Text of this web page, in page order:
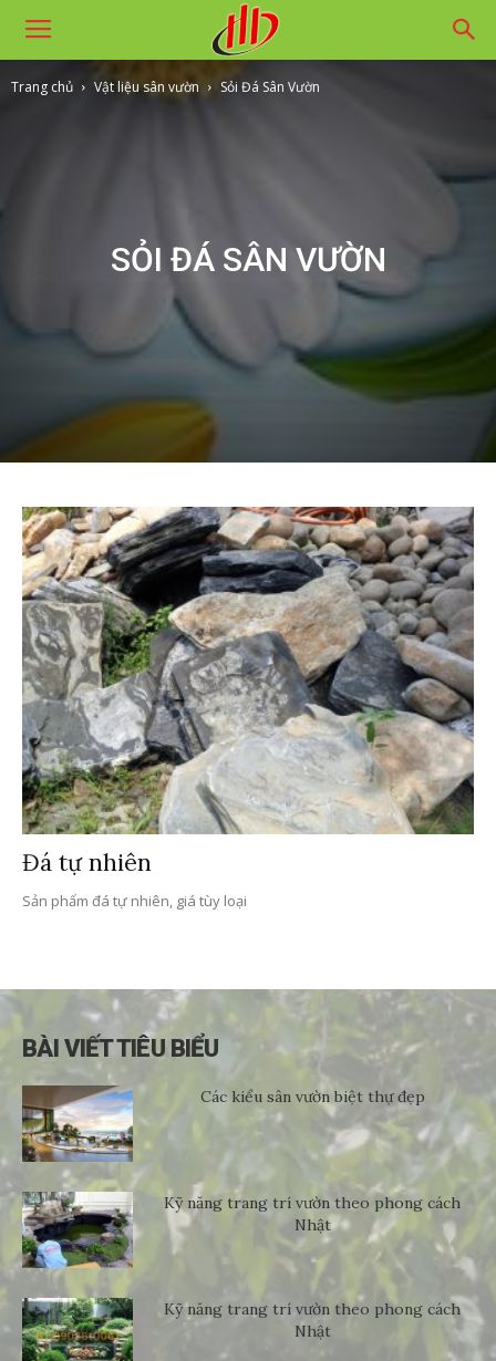
Trang chủ Vật liệu sân vườn Sỏi Đá Sân Vườn
SỎI ĐÁ SÂN VƯỜN
Đá tự nhiên
Sản phẩm đá tự nhiên, giá tùy loại
BÀI VIẾT TIÊU BIỂU
Các kiểu sân vườn biệt thự đẹp
Kỹ năng trang trí vườn theo phong cách
Nhật
Kỹ năng trang trí vườn theo phong cách
Nhật